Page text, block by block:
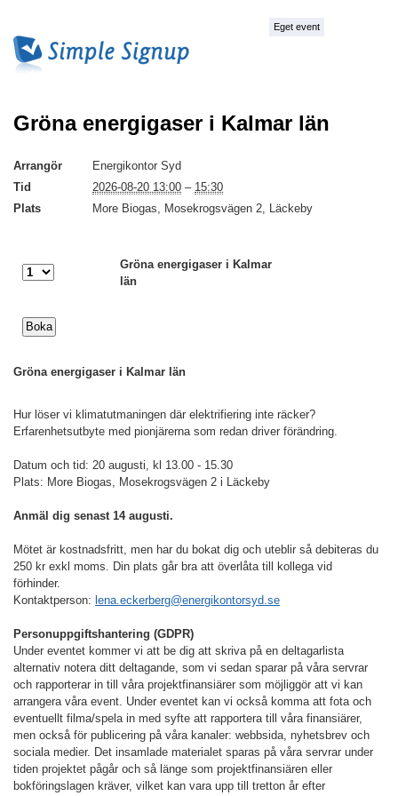
Eget event
Gröna energigaser i Kalmar län
Arrangör
Energikontor Syd
Tid
2026-08-20 13:00 – 15:30
Plats
More Biogas, Mosekrogsvägen 2, Läckeby
Gröna energigaser i Kalmar
län
Gröna energigaser i Kalmar län
Hur löser vi klimatutmaningen där elektrifiering inte räcker?
Erfarenhetsutbyte med pionjärerna som redan driver förändring.
Datum och tid: 20 augusti, kl 13.00 - 15.30
Plats: More Biogas, Mosekrogsvägen 2 i Läckeby
Anmäl dig senast 14 augusti.
Mötet är kostnadsfritt, men har du bokat dig och uteblir så debiteras du
250 kr exkl moms. Din plats går bra att överlåta till kollega vid
förhinder.
Kontaktperson: lena.eckerberg@energikontorsyd.se
Personuppgiftshantering (GDPR)
Under eventet kommer vi att be dig att skriva på en deltagarlista
alternativ notera ditt deltagande, som vi sedan sparar på våra servrar
och rapporterar in till våra projektfinansiärer som möjliggör att vi kan
arrangera våra event. Under eventet kan vi också komma att fota och
eventuellt filma/spela in med syfte att rapportera till våra finansiärer,
men också för publicering på våra kanaler: webbsida, nyhetsbrev och
sociala medier. Det insamlade materialet sparas på våra servrar under
tiden projektet pågår och så länge som projektfinansiären eller
bokföringslagen kräver, vilket kan vara upp till tretton år efter